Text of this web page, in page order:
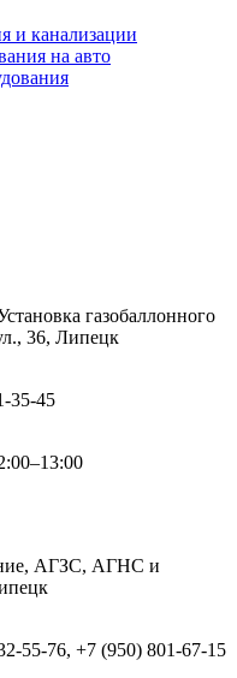
и канализации
на авто
газобаллонного
36, Липецк
35-45
АГЗС, АГНС и
55-76, +7 (950) 801-67-15